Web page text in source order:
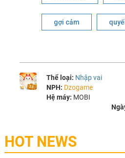
gợi cảm
Thể loại: Nhập vai
NPH: Dzogame
Hệ máy: MOBI
HOT NEWS